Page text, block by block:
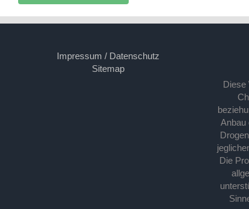
Impressum / Datenschutz
Sitemap
Diese
Anbau
Die